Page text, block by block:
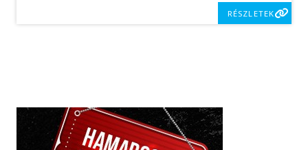
RÉSZLETEK